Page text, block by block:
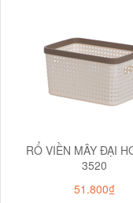
RỔ VIỀN MÂY ĐẠI
3520
51.800₫